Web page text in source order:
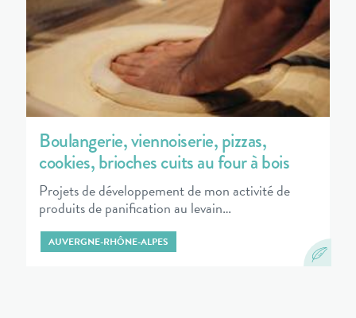
Boulangerie, viennoiserie, pizzas,
cookies, brioches cuits au four à bois
Projets de développement de mon activité de
produits de panification au levain…
AUVERGNE-RHÔNE-ALPES